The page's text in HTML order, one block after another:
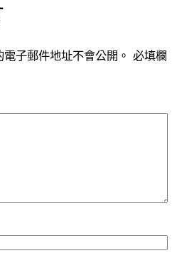
子郵件地址不會公開。 必填欄